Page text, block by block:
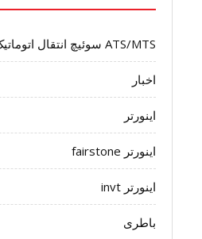
ATS/MTS سوئیچ انتقال اتوماتیک
اخبار
اینورتر
اینورتر fairstone
اینورتر invt
باطری